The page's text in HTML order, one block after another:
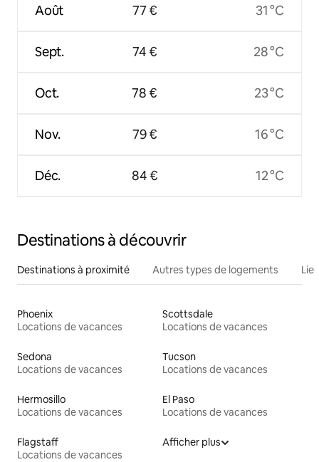
Août
Sept.
Oct.
Nov.
Déc.
77 €
74 €
78 €
79 €
84 €
31 °C
28 °C
23 °C
16 °C
12 °C
Destinations à découvrir
Destinations à proximité Autres types de logements
Phoenix
Locations de vacances
Scottsdale
Locations de vacances
Sedona
Locations de vacances
Tucson
Locations de vacances
Hermosillo
Locations de vacances
El Paso
Locations de vacances
Flagstaff
Locations de vacances
Afficher plus